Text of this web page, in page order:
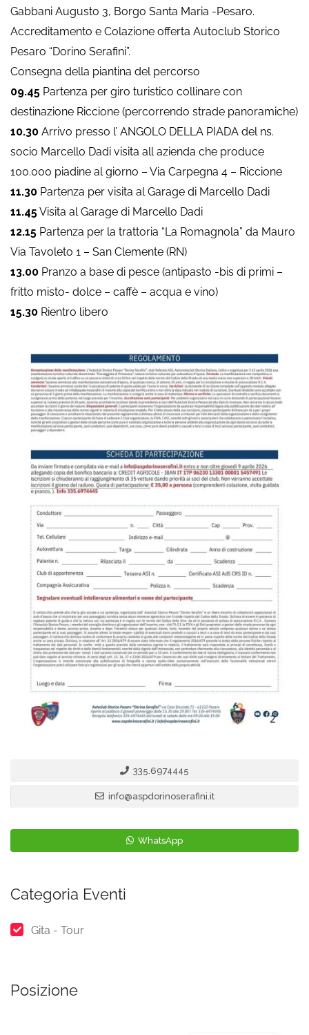
Gabbani Augusto 3, Borgo Santa Maria -Pesaro.
Accreditamento e Colazione offerta Autoclub Storico
Pesaro “Dorino Serafini”.
Consegna della piantina del percorso
09.45 Partenza per giro turistico collinare con
destinazione Riccione (percorrendo strade panoramiche)
10.30 Arrivo presso l’ ANGOLO DELLA PIADA del ns.
socio Marcello Dadi visita all azienda che produce
100.000 piadine al giorno – Via Carpegna 4 – Riccione
11.30 Partenza per visita al Garage di Marcello Dadi
11.45Visita al Garage di Marcello Dadi
12.15 Partenza per la trattoria “La Romagnola” da Mauro
Via Tavoleto 1 – San Clemente (RN)
13.00 Pranzo a base di pesce (antipasto -bis di primi –
fritto misto- dolce – caffè – acqua e vino)
15.30 Rientro libero
335.6974445
info@aspdorinoserafini.it
WhatsApp
Categoria Eventi
Gita - Tour
Posizione